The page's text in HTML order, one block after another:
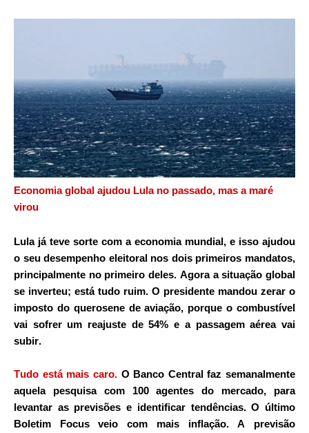
Economia global ajudou Lula no passado, mas a maré
virou
Lula já teve sorte com a economia mundial, e isso ajudou
o seu desempenho eleitoral nos dois primeiros mandatos,
principalmente no primeiro deles. Agora a situação global
se inverteu; está tudo ruim. O presidente mandou zerar o
imposto do querosene de aviação, porque o combustível
vai sofrer um reajuste de 54% e a passagem aérea vai
subir.
Tudo está mais caro.O Banco Central faz semanalmente
aquela pesquisa com 100 agentes do mercado, para
levantar as previsões e identificar tendências. O último
Boletim Focus veio com mais inflação. A previsão